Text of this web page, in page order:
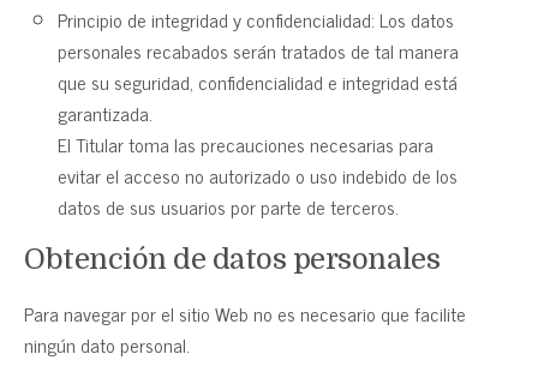
Principio de integridad y confidencialidad: Los datos
personales recabados serán tratados de tal manera
que su seguridad, confidencialidad e integridad está
garantizada.
El Titular toma las precauciones necesarias para
evitar el acceso no autorizado o uso indebido de los
datos de sus usuarios por parte de terceros.
Obtención de datos personales
Para navegar por el sitio Web no es necesario que facilite
ningún dato personal.